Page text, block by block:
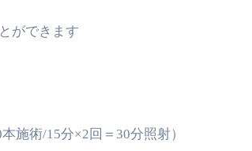
ができます
術/15分×2回＝30分照射）